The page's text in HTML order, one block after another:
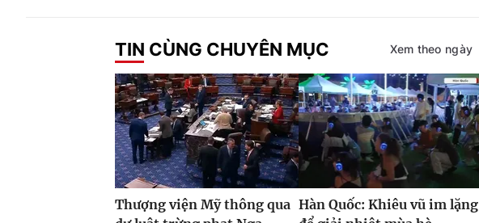
TIN CÙNG CHUYÊN MỤC Xem theo ngày
Thượng viện Mỹ thông qua Hàn Quốc: Khiêu vũ im lặng